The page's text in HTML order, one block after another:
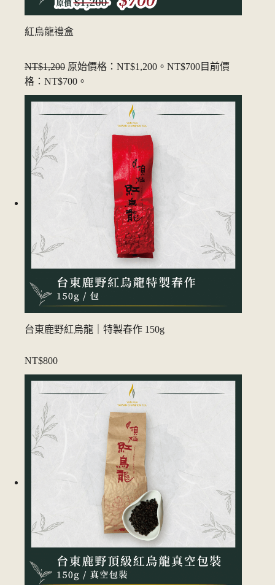
紅烏龍禮盒
NT$1,200 原始價格：NT$1,200。 NT$700目前價
格：NT$700。
台東鹿野紅烏龍｜特製春作 150g
NT$800